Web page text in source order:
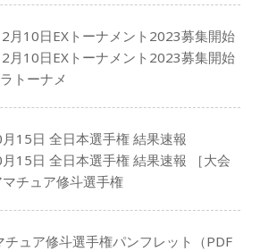
月10日EXトーナメント2023募集開始
月10日EXトーナメント2023募集開始
トーナメ
15日 全日本選手権 結果速報
15日 全日本選手権 結果速報 ［大会
チュア修斗選手権
ュア修斗選手権パンフレット（PDF